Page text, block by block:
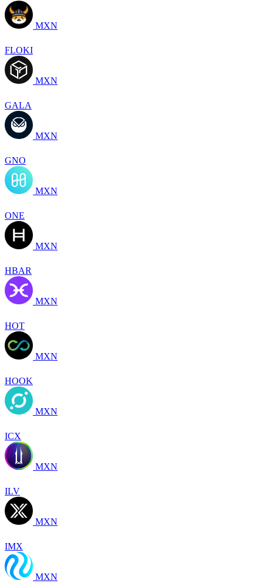
MXN
FLOKI
MXN
GALA
MXN
GNO
MXN
ONE
MXN
HBAR
MXN
HOT
MXN
HOOK
MXN
ICX
MXN
ILV
MXN
IMX
MXN